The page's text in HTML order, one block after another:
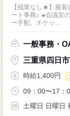
【残業なし★】服
ート事務♪ ●会議室
ー手配、チケッ...
一般事務・
三重県四日
時給1,400円
09：00〜17：
土曜日 日曜日